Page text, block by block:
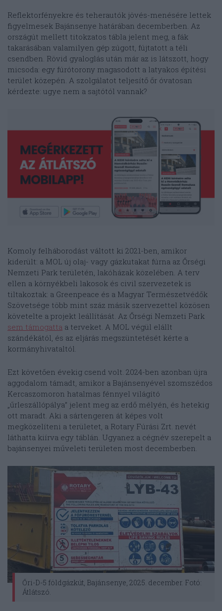
Reflektorfényekre és teherautók jövés-menésére lettek
figyelmesek Bajánsenye határában decemberben. Az
országút mellett titokzatos tábla jelent meg, a fák
takarásában valamilyen gép zúgott, fújtatott a téli
csendben. Rövid gyaloglás után már az is látszott, hogy
micsoda: egy fúrótorony magasodott a latyakos építési
terület közepén. A szolgálatot teljesítő őr óvatosan
kérdezte: ugye nem a sajtótól vannak?
Komoly felháborodást váltott ki 2021-ben, amikor
kiderült: a MOL új olaj- vagy gázkutakat fúrna az Őrségi
Nemzeti Park területén, lakóházak közelében. A terv
ellen a környékbeli lakosok és civil szervezetek is
tiltakoztak: a Greenpeace és a Magyar Természetvédők
Szövetsége több mint száz másik szervezettel közösen
követelte a projekt leállítását. Az Őrségi Nemzeti Park
sem támogatta a terveket. A MOL végül elállt
szándékától, és az eljárás megszüntetését kérte a
kormányhivataltól.
Ezt követően évekig csend volt. 2024-ben azonban újra
aggodalom támadt, amikor a Bajánsenyével szomszédos
Kercaszomoron hatalmas fénnyel világító
„űrleszállópálya” jelent meg az erdő mélyén, és hetekig
ott maradt. Aki a sártengeren át képes volt
megközelíteni a területet, a Rotary Fúrási Zrt. nevét
láthatta kiírva egy táblán. Ugyanez a cégnév szerepelt a
bajánsenyei műveleti területen most decemberben.
Őri-D-5 földgázkút, Bajánsenye, 2025. december. Fotó:
Átlátszó.